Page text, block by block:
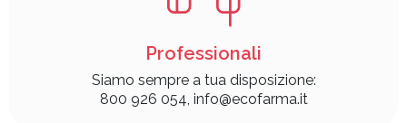
Professionali
Siamo sempre a tua disposizione:
800 926 054, info@ecofarma.it